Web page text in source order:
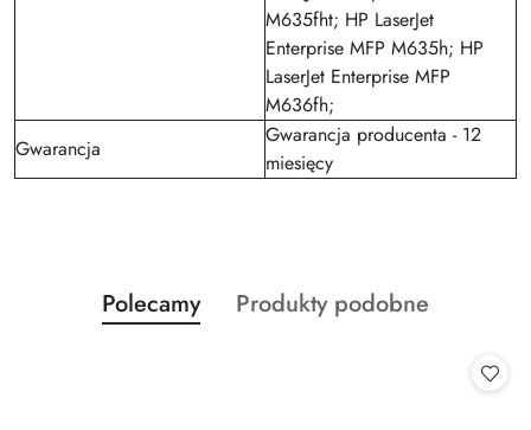
M635fht; HP LaserJet
Enterprise MFP M635h; HP
LaserJet Enterprise MFP
M636fh;
Gwarancja
Gwarancja producenta - 12
miesięcy
Pomiń karuzelę produktów
Produkty
o
Polecamy
Produkty
Produkty podobne